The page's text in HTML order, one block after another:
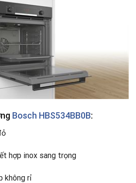
Bosch HBS534BB0B:
hợp inox sang trọng
không rỉ